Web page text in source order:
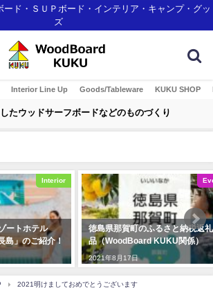
ード・ＳＵＰボード・インテリア・キャンプ・グッ
ズ
Interior Line Up Goods/Tableware KUKU SHOP
たウッドサーフボードなどのものづくり
Interior
ホテル
のご紹介！
Event
徳島県那賀町のふるさと納税返礼
品（WoodBoard KUKU関係）
2021年8月17日
2021明けましておめでとうございます